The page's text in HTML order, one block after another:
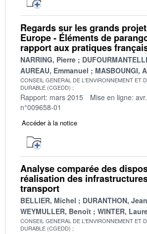
Regards sur les grands
Europe - Éléments de
rapport aux pratiques
NARRING, Pierre
AUREAU, Emmanuel
MASBOUNGI,
CONSEIL GENERAL DE L'ENVIRONNEMENT ET
DURABLE (CGEDD)
Rapport: mars 2015 Mise en ligne:
n°009658-01
Accéder à la notice
Analyse comparée des
réalisation des
transport
BELLIER, Michel
DURANTHON,
WEYMULLER, Benoît
WINTER,
CONSEIL GENERAL DE L'ENVIRONNEMENT ET
DURABLE (CGEDD)